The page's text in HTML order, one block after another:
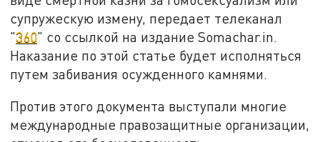
супружескую измену, передает телеканал
"360" со ссылкой на издание Somachar.in.
Наказание по этой статье будет исполняться
путем забивания осужденного камнями.
Против этого документа выступали многие
международные правозащитные организации,